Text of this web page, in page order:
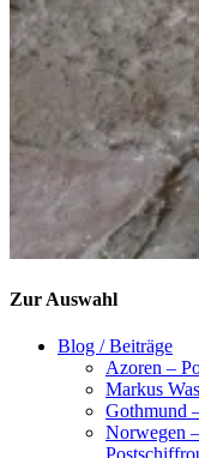
Zur Auswahl
Blog / Beiträge
Azoren –
Markus
Gothmund
Norwegen